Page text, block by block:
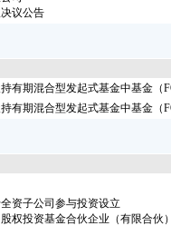
议公告
有期混合型发起式基金中基金（
有期混合型发起式基金中基金（
资子公司参与投资设立
权投资基金合伙企业（有限合伙